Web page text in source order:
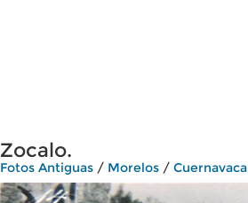
Zocalo.
Fotos Antiguas / Morelos / Cuernavaca